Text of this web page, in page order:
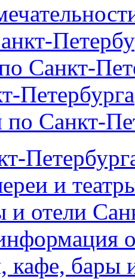
Санкт-
Петербурга
по Санкт-
и
и отели
кафе, бары